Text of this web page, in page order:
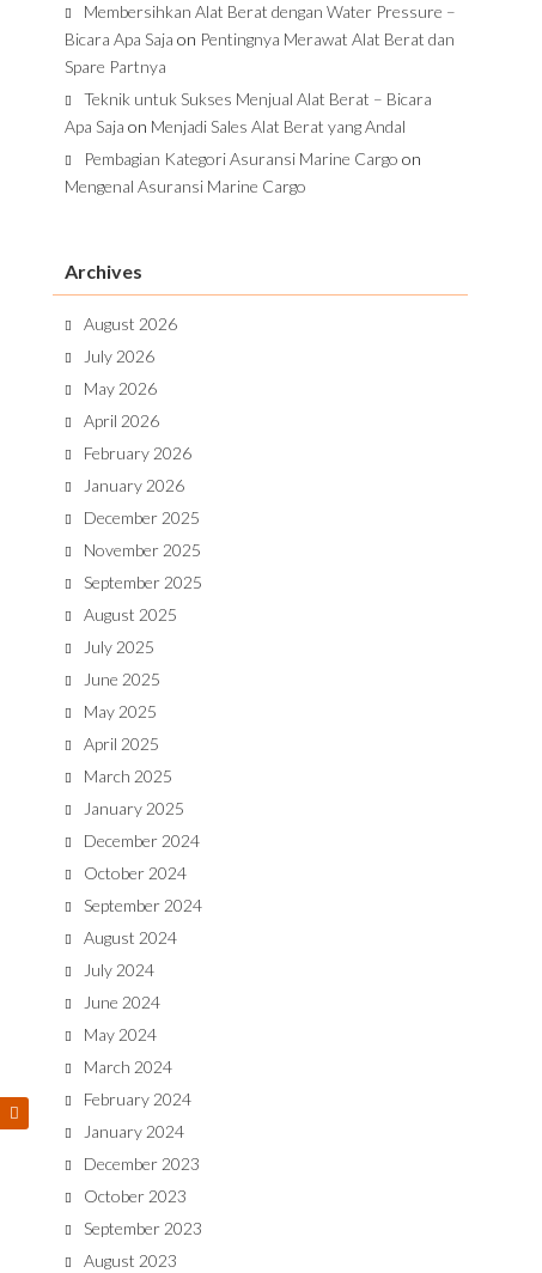
Membersihkan Alat Berat dengan Water Pressure –
Bicara Apa Saja on Pentingnya Merawat Alat Berat dan
Spare Partnya
Teknik untuk Sukses Menjual Alat Berat – Bicara
Apa Saja on Menjadi Sales Alat Berat yang Andal
Pembagian Kategori Asuransi Marine Cargo on
Mengenal Asuransi Marine Cargo
Archives
August 2026
July 2026
May 2026
April 2026
February 2026
January 2026
December 2025
November 2025
September 2025
August 2025
July 2025
June 2025
May 2025
April 2025
March 2025
January 2025
December 2024
October 2024
September 2024
August 2024
July 2024
June 2024
May 2024
March 2024
February 2024
January 2024
December 2023
October 2023
September 2023
August 2023